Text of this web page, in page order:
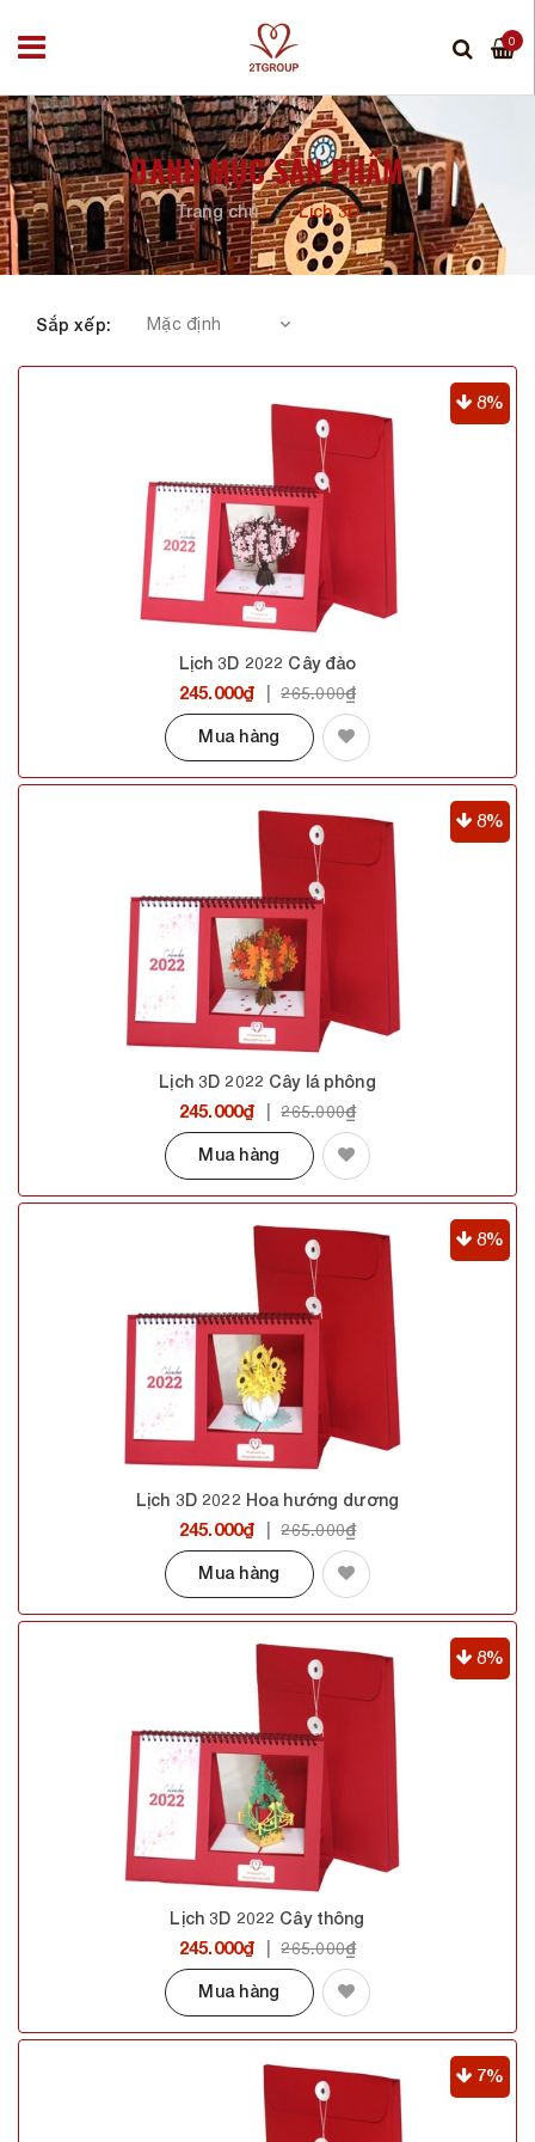
0
DANH MỤC SẢN PHẨM
Trang chủ Lịch 3D
Sắp xếp:
8%
Lịch 3D 2022 Cây đào
245.000₫ 265.000₫
Mua hàng
8%
Lịch 3D 2022 Cây lá phông
245.000₫ 265.000₫
Mua hàng
8%
Lịch 3D 2022 Hoa hướng dương
245.000₫ 265.000₫
Mua hàng
8%
Lịch 3D 2022 Cây thông
245.000₫ 265.000₫
Mua hàng
7%